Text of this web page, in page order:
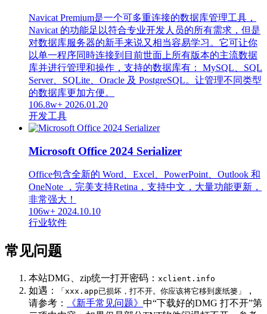
Navicat Premium是一个可多重连接的数据库管理工具，
Navicat 的功能足以符合专业开发人员的所有需求，但是
对数据库服务器的新手来说又相当容易学习。它可让你
以单一程序同時连接到目前世面上所有版本的主流数据
库并进行管理和操作，支持的数据库有： MySQL、SQL
Server、SQLite、Oracle 及 PostgreSQL。让管理不同类型
的数据库更加方便。
106.8w+ 2026.01.20
开发工具
Microsoft Office 2024 Serializer
Office包含全新的 Word、Excel、PowerPoint、Outlook 和
OneNote ，完美支持Retina，支持中文，大量功能更新，
非常强大！
106w+ 2024.10.10
行业软件
常见问题
本站DMG、zip统一打开密码： xclient.info
如遇： 「xxx.app已损坏，打不开。你应该将它移到废纸篓」
，
请参考：
《新手常见问题》 中“下载好的DMG 打不开”第